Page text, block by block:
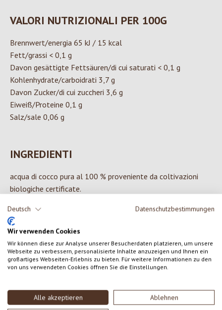
Deutsch Datenschutzbestimmungen
Wir verwenden Cookies
Wir können diese zur Analyse unserer Besucherdaten platzieren, um unsere
Webseite zu verbessern, personalisierte Inhalte anzuzeigen und Ihnen ein
großartiges Webseiten-Erlebnis zu bieten. Für weitere Informationen zu den
von uns verwendeten Cookies öffnen Sie die Einstellungen.
Alle akzeptieren Ablehnen
VALORI NUTRIZIONALI PER 100G
Brennwert/energia 65 kJ / 15 kcal
Fett/grassi < 0,1 g
Davon gesättigte Fettsäuren/di cui saturati < 0,1 g
Kohlenhydrate/carboidrati 3,7 g
Davon Zucker/di cui zuccheri 3,6 g
Eiweiß/Proteine 0,1 g
Salz/sale 0,06 g
INGREDIENTI
acqua di cocco pura al 100 % proveniente da coltivazioni
biologiche certificate.
Valutazione media di 0 su 5 stelle
Formula una valutazione!
Condividi le tue esperienze con il prodotto con altri clienti.